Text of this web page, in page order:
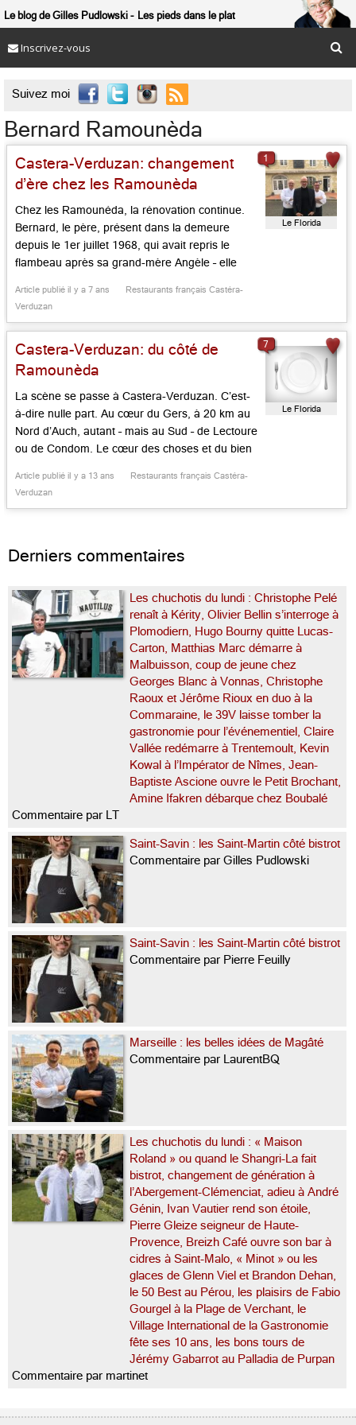
Le blog de Gilles Pudlowski Les pieds dans le plat
Inscrivez-vous
Suivez moi 
Bernard Ramounèda
Castera-Verduzan: changement
d’ère chez les Ramounèda
Chez les Ramounéda, la rénovation continue.
Bernard, le père, présent dans la demeure
depuis le 1er juillet 1968, qui avait repris le
flambeau après sa grand-mère Angèle – elle
demeure à son fils Baptiste, qui a travaillé dans
Article publié il y a 7 ans
Restaurants français Castéra-
Verduzan
Le Florida
1
Castera-Verduzan: du côté de
Ramounèda
La scène se passe à Castera-Verduzan. C’est-
à-dire nulle part. Au cœur du Gers, à 20 km au
Nord d’Auch, autant – mais au Sud – de Lectoure
ou de Condom. Le cœur des choses et du bien
Chatillez, est le pays du bonheur tranquille. On
Article publié il y a 13 ans
Restaurants français Castéra-
Verduzan
Le Florida
7
Derniers commentaires
Les chuchotis du lundi : Christophe Pelé
renaît à Kérity, Olivier Bellin s’interroge à
Plomodiern, Hugo Bourny quitte Lucas-
Carton, Matthias Marc démarre à
Malbuisson, coup de jeune chez
Georges Blanc à Vonnas, Christophe
Raoux et Jérôme Rioux en duo à la
Commaraine, le 39V laisse tomber la
gastronomie pour l’événementiel, Claire
Vallée redémarre à Trentemoult, Kevin
Kowal à l’Impérator de Nîmes, Jean-
Baptiste Ascione ouvre le Petit Brochant,
Amine Ifakren débarque chez Boubalé
Commentaire par LT
Saint-Savin : les Saint-Martin côté bistrot
Commentaire par Gilles Pudlowski
Saint-Savin : les Saint-Martin côté bistrot
Commentaire par Pierre Feuilly
Marseille : les belles idées de Magâté
Commentaire par LaurentBQ
Les chuchotis du lundi : « Maison
Roland » ou quand le Shangri-La fait
bistrot, changement de génération à
l’Abergement-Clémenciat, adieu à André
Génin, Ivan Vautier rend son étoile,
Pierre Gleize seigneur de Haute-
Provence, Breizh Café ouvre son bar à
cidres à Saint-Malo, « Minot » ou les
glaces de Glenn Viel et Brandon Dehan,
le 50 Best au Pérou, les plaisirs de Fabio
Gourgel à la Plage de Verchant, le
Village International de la Gastronomie
fête ses 10 ans, les bons tours de
Jérémy Gabarrot au Palladia de Purpan
Commentaire par martinet